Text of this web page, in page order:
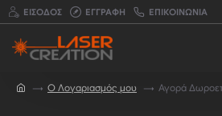
ΕΊΣΟΔΟΣ ΕΓΓΡΑΦΉ ΕΠΙΚΟΙΝΩΝΊΑ
O Λογαριασμός μου Αγορά